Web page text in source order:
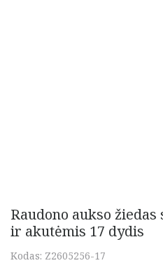
Raudono aukso
ir akutėmis 17 dydis
Kodas: Z2605256-17